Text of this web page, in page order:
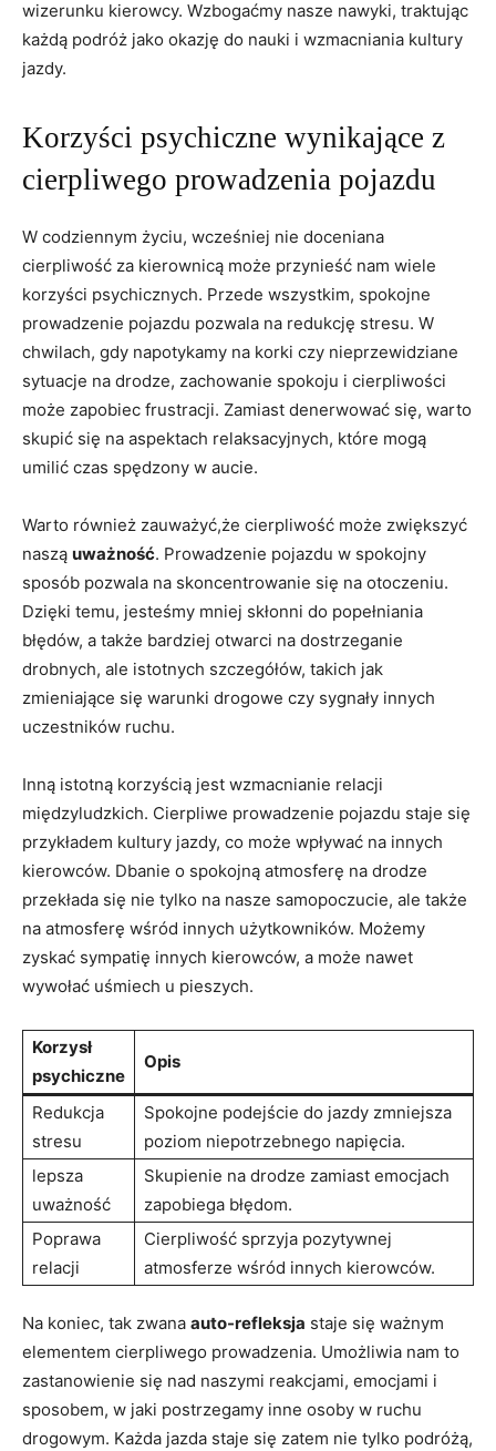
wizerunku kierowcy. Wzbogaćmy nasze nawyki, traktując
każdą podróż jako okazję do nauki i wzmacniania kultury
jazdy.
Korzyści psychiczne wynikające z
cierpliwego prowadzenia pojazdu
W codziennym życiu, wcześniej nie doceniana
cierpliwość za kierownicą może przynieść nam wiele
korzyści psychicznych. Przede wszystkim, spokojne
prowadzenie pojazdu pozwala na redukcję stresu. W
chwilach, gdy napotykamy na korki czy nieprzewidziane
sytuacje na drodze, zachowanie spokoju i cierpliwości
może zapobiec frustracji. Zamiast denerwować się, warto
skupić się na aspektach relaksacyjnych, które mogą
umilić czas spędzony w aucie.
Warto również zauważyć,że cierpliwość może zwiększyć
naszą uważność. Prowadzenie pojazdu w spokojny
sposób pozwala na skoncentrowanie się na otoczeniu.
Dzięki temu, jesteśmy mniej skłonni do popełniania
błędów, a także bardziej otwarci na dostrzeganie
drobnych, ale istotnych szczegółów, takich jak
zmieniające się warunki drogowe czy sygnały innych
uczestników ruchu.
Inną istotną korzyścią jest wzmacnianie relacji
międzyludzkich. Cierpliwe prowadzenie pojazdu staje się
przykładem kultury jazdy, co może wpływać na innych
kierowców. Dbanie o spokojną atmosferę na drodze
przekłada się nie tylko na nasze samopoczucie, ale także
na atmosferę wśród innych użytkowników. Możemy
zyskać sympatię innych kierowców, a może nawet
wywołać uśmiech u pieszych.
Korzysł
psychiczne
Opis
Redukcja
stresu
Spokojne podejście do jazdy zmniejsza
poziom niepotrzebnego napięcia.
lepsza
uważność
Skupienie na drodze zamiast emocjach
zapobiega błędom.
Poprawa
relacji
Cierpliwość sprzyja pozytywnej
atmosferze wśród innych kierowców.
Na koniec, tak zwana auto-refleksja staje się ważnym
elementem cierpliwego prowadzenia. Umożliwia nam to
zastanowienie się nad naszymi reakcjami, emocjami i
sposobem, w jaki postrzegamy inne osoby w ruchu
drogowym. Każda jazda staje się zatem nie tylko podróżą,